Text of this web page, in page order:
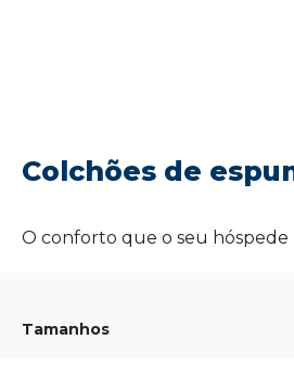
Colchões de
O conforto que o seu hóspede
Tamanhos